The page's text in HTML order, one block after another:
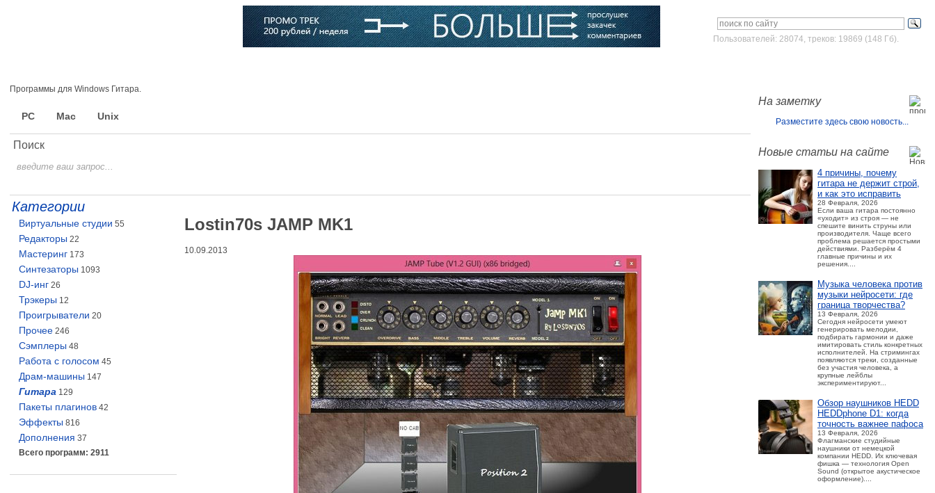
Пользователей: 28074, треков: 19869 (148 Гб).
На заметку
Разместите здесь свою новость...
Новые статьи на сайте
4 причины, почему
гитара не держит строй,
и как это исправить
28 Февраля, 2026
Если ваша гитара постоянно
«уходит» из строя — не
спешите винить струны или
производителя. Чаще всего
проблема решается простыми
действиями. Разберём 4
главные причины и их
решения....
Музыка человека против
музыки нейросети: где
граница творчества?
13 Февраля, 2026
Сегодня нейросети умеют
генерировать мелодии,
подбирать гармонии и даже
имитировать стиль конкретных
исполнителей. На стримингах
появляются треки, созданные
без участия человека, а
крупные лейблы
экспериментируют...
Обзор наушников HEDD
HEDDphone D1: когда
точность важнее пафоса
13 Февраля, 2026
Флагманские студийные
наушники от немецкой
компании HEDD. Их ключевая
фишка — технология Open
Sound (открытое акустическое
оформление)....
Программы для Windows Гитара.
PC Mac Unix
Поиск
Категории
Виртуальные студии 55
Редакторы 22
Мастеринг 173
Синтезаторы 1093
DJ-инг 26
Трэкеры 12
Проигрыватели 20
Прочее 246
Сэмплеры 48
Работа с голосом 45
Драм-машины 147
Гитара 129
Пакеты плагинов 42
Эффекты 816
Дополнения 37
Всего программ: 2911
Lostin70s JAMP MK1
10.09.2013